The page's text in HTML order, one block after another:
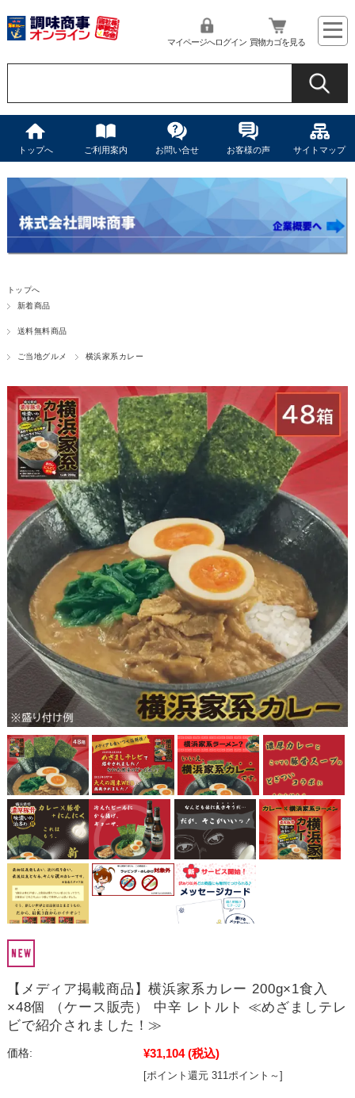
マイページへログイン 買物カゴを見る
トップへ ご利用案内 お問い合せ お客様の声 サイトマップ
トップへ
新着商品
送料無料商品
ご当地グルメ 横浜家系カレー
【メディア掲載商品】横浜家系カレー 200g×1食入
×48個 （ケース販売） 中辛 レトルト ≪めざましテレ
ビで紹介されました！≫
価格: ¥31,104 (税込)
[ポイント還元 311ポイント～]